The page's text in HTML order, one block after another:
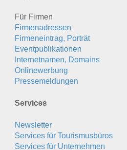
Für Firmen
Firmenadressen
Firmeneintrag, Porträt
Eventpublikationen
Internetnamen, Domains
Onlinewerbung
Pressemeldungen
Services
Newsletter
Services für Tourismusbüros
Services für Unternehmen